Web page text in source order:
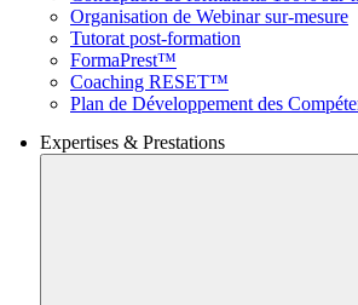
Organisation de Webinar sur-mesure
Tutorat post-formation
FormaPrest™
Coaching RESET™
Plan de Développement des
Expertises & Prestations